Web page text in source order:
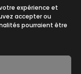
expérience et
accepter ou
pourraient être
|